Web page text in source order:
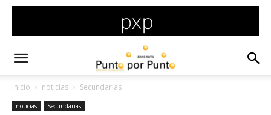
Inicio noticias Secundarias
noticias Secundarias